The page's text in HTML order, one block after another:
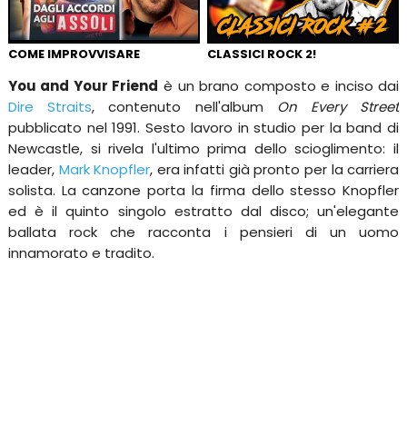
COME IMPROVVISARE CLASSICI ROCK 2!
You and Your Friend è un brano composto e inciso dai
Dire Straits, contenuto nell'album On Every Street
pubblicato nel 1991. Sesto lavoro in studio per la band di
Newcastle, si rivela l'ultimo prima dello scioglimento: il
leader, Mark Knopfler, era infatti già pronto per la carriera
solista. La canzone porta la firma dello stesso Knopfler
ed è il quinto singolo estratto dal disco; un'elegante
ballata rock che racconta i pensieri di un uomo
innamorato e tradito.